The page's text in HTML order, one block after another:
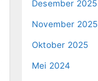
Desember 2025
November 2025
Oktober 2025
Mei 2024